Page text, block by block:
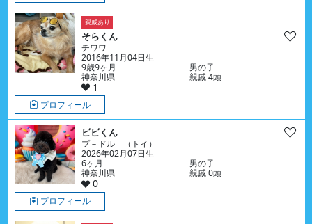
親戚あり
そらくん
チワワ
2016年11月04日生
9歳9ヶ月
男の子
神奈川県
親戚 4頭
1
プロフィール
ビビくん
プ－ドル （トイ）
2026年02月07日生
6ヶ月
男の子
神奈川県
親戚 0頭
0
プロフィール